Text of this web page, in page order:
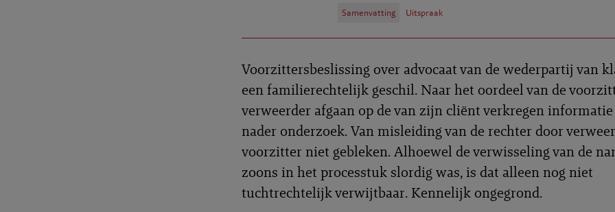
Samenvatting Uitspraak
Voorzittersbeslissing over advocaat van de wederpartij van
een familierechtelijk geschil. Naar het oordeel van de
verweerder afgaan op de van zijn cliënt verkregen
nader onderzoek. Van misleiding van de rechter door
voorzitter niet gebleken. Alhoewel de verwisseling van de
zoons in het processtuk slordig was, is dat alleen nog niet
tuchtrechtelijk verwijtbaar. Kennelijk ongegrond.